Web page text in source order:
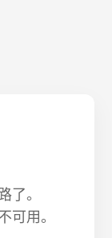
了。
可用。